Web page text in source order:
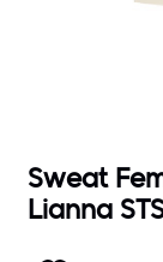
Sweat
Lianna